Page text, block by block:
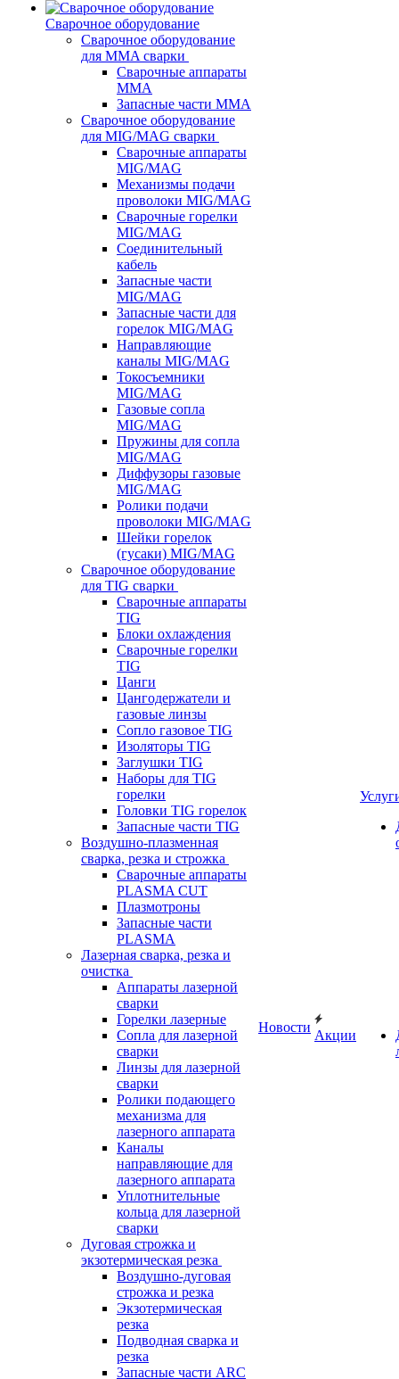
Сварочное оборудование
Сварочное оборудование
для MMA сварки
Сварочные аппараты
MMA
Запасные части MMA
Сварочное оборудование
для MIG/MAG сварки
Сварочные аппараты
MIG/MAG
Механизмы подачи
проволоки MIG/MAG
Сварочные горелки
MIG/MAG
Соединительный
кабель
Запасные части
MIG/MAG
Запасные части для
горелок MIG/MAG
Направляющие
каналы MIG/MAG
Токосъемники
MIG/MAG
Газовые сопла
MIG/MAG
Пружины для сопла
MIG/MAG
Диффузоры газовые
MIG/MAG
Ролики подачи
проволоки MIG/MAG
Шейки горелок
(гусаки) MIG/MAG
Сварочное оборудование
для TIG сварки
Сварочные аппараты
TIG
Блоки охлаждения
Сварочные горелки
TIG
Цанги
Цангодержатели и
газовые линзы
Сопло газовое TIG
Изоляторы TIG
Заглушки TIG
Наборы для TIG
горелки
Головки TIG горелок
Запасные части TIG
Воздушно-плазменная
сварка, резка и строжка
Сварочные аппараты
PLASMA CUT
Плазмотроны
Запасные части
PLASMA
Лазерная сварка, резка и
очистка
Аппараты лазерной
сварки
Горелки лазерные
Сопла для лазерной
сварки
Линзы для лазерной
сварки
Ролики подающего
механизма для
лазерного аппарата
Каналы
направляющие для
лазерного аппарата
Уплотнительные
кольца для лазерной
сварки
Дуговая строжка и
экзотермическая резка
Воздушно-дуговая
строжка и резка
Экзотермическая
резка
Подводная сварка и
резка
Запасные части ARC
Новости
Акции